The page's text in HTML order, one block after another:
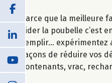
Parce que la meilleure
vider la poubelle c’est
remplir… expérimentez
façons de réduire vos
contenants, vrac,